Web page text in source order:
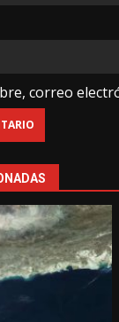
correo